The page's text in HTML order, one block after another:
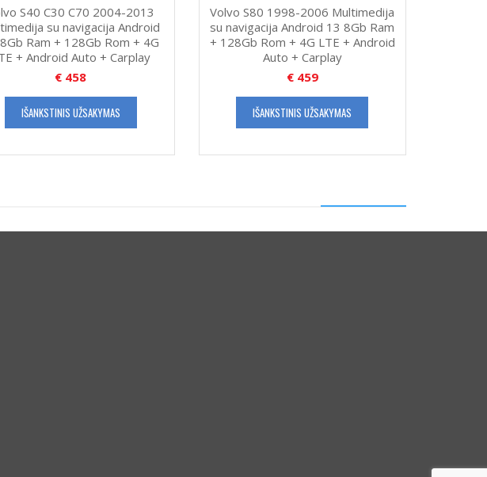
S40 C30 C70 2004-2013
su navigacija Android
Ram + 128Gb Rom + 4G
+ Android Auto + Carplay
€ 458
IŠANKSTINIS UŽSAKYMAS
Volvo S80 1998-2006 Multimedija
su navigacija Android 13 8Gb Ram
+ 128Gb Rom + 4G LTE + Android
Auto + Carplay
€459
IŠANKSTINIS UŽSAKYMAS